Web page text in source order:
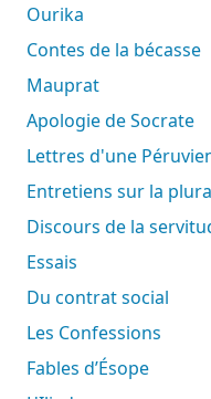
Ourika
Contes de la bécasse
Mauprat
Apologie de Socrate
Lettres d'une
Entretiens sur la
Discours de la
Essais
Du contrat social
Les Confessions
Fables d’Ésope